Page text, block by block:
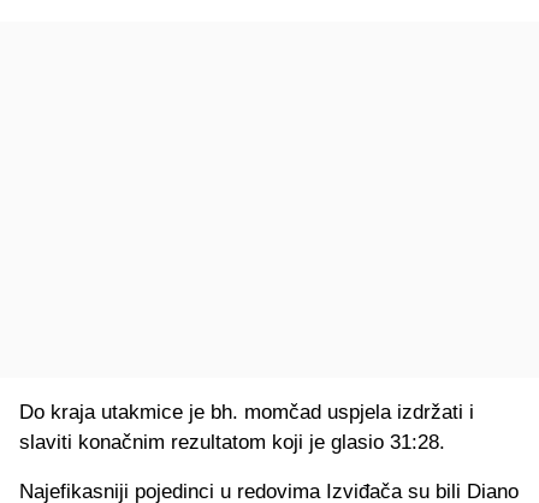
Do kraja utakmice je bh. momčad uspjela izdržati i
slaviti konačnim rezultatom koji je glasio 31:28.
Najefikasniji pojedinci u redovima Izviđača su bili Diano